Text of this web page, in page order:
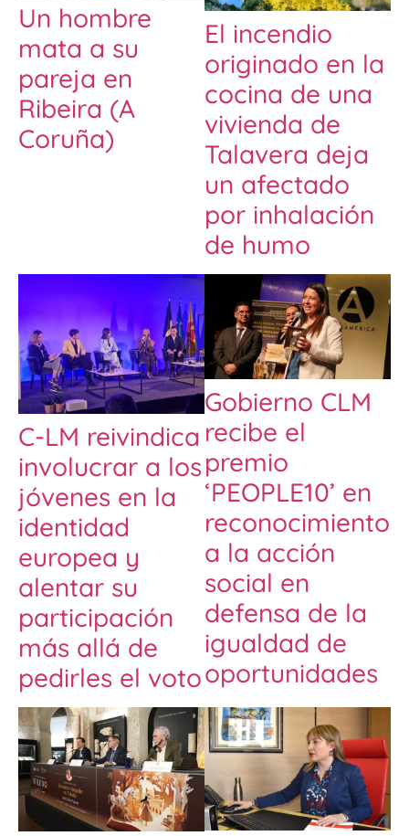
Un hombre
mata a su
pareja en
Ribeira (A
Coruña)
El incendio
originado en la
cocina de una
vivienda de
Talavera deja
un afectado
por inhalación
de humo
C-LM reivindica
involucrar a los
jóvenes en la
identidad
europea y
alentar su
participación
más allá de
pedirles el voto
Gobierno CLM
recibe el
premio
‘PEOPLE10’ en
reconocimiento
a la acción
social en
defensa de la
igualdad de
oportunidades